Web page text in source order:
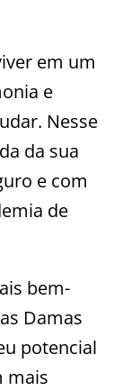
em um
e
Nesse
da sua
e com
de
bem-
Damas
potencial
mais